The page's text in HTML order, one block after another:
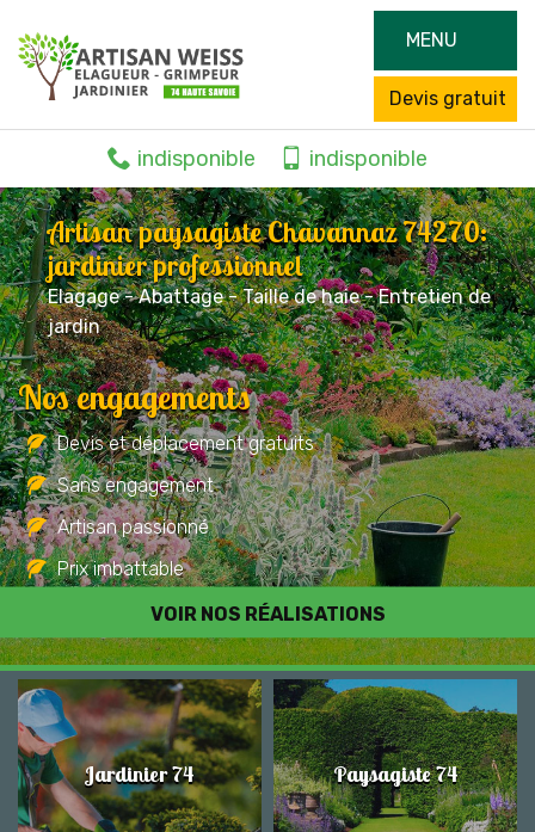
MENU
Devis gratuit
indisponible indisponible
Artisan paysagiste Chavannaz 74270:
jardinier professionnel
Elagage - Abattage - Taille de haie - Entretien de
jardin
VOIR NOS RÉALISATIONS
Nos engagements
Devis et déplacement gratuits
Sans engagement
Artisan passionné
Prix imbattable
Travail de qualité
Jardinier 74 Paysagiste 74